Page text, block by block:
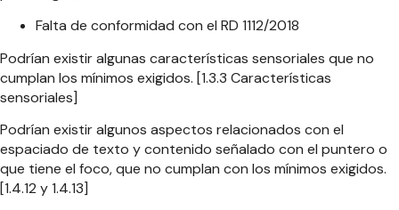
Falta de conformidad con el RD 1112/2018
Podrían existir algunas características sensoriales que no
cumplan los mínimos exigidos. [1.3.3 Características
sensoriales]
Podrían existir algunos aspectos relacionados con el
espaciado de texto y contenido señalado con el puntero o
que tiene el foco, que no cumplan con los mínimos exigidos.
[1.4.12 y 1.4.13]